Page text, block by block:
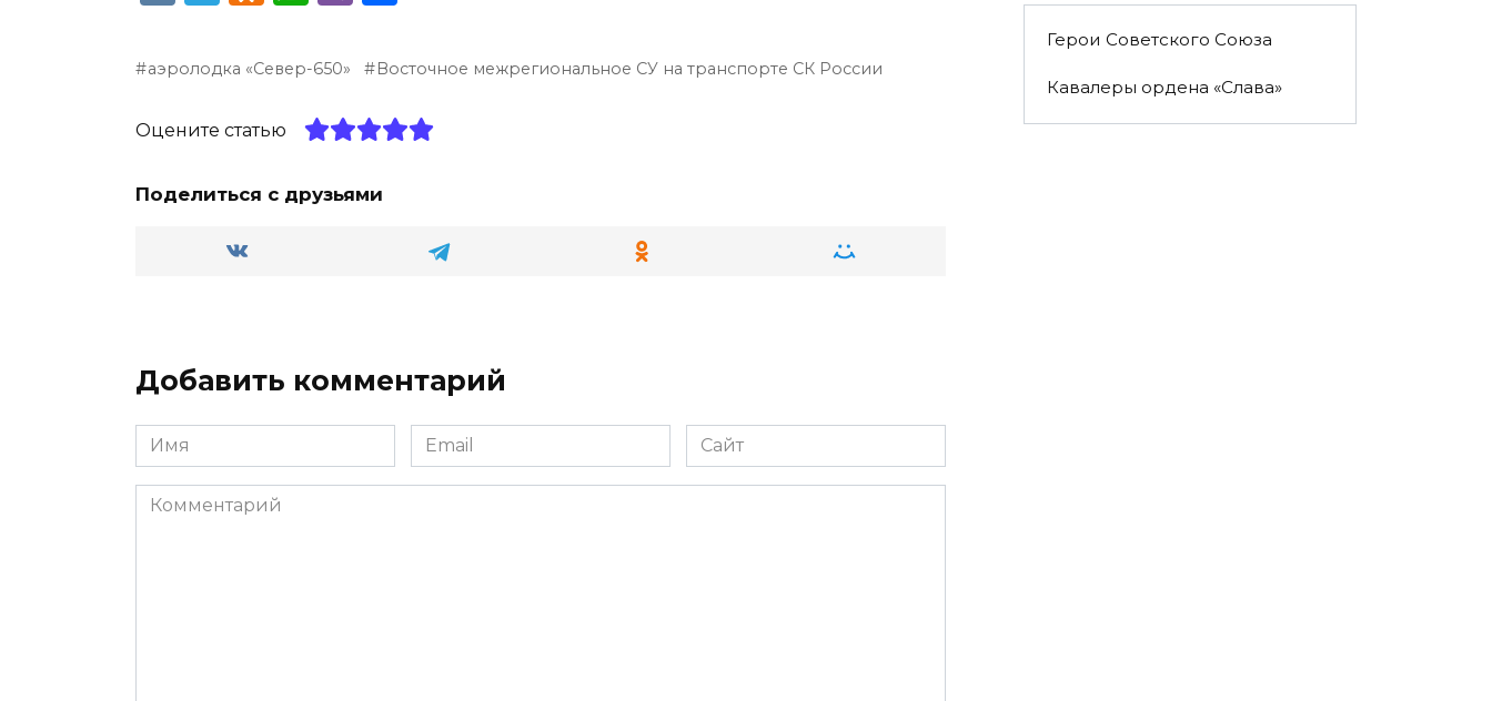
e
ra
n
kl
ss
a
A
p
er п
а
аэролодка «Север-650» Восточное межрегиональное СУ на транспорте СК России
Оцените статью
Поделиться с друзьями
Добавить комментарий
Имя Email Сайт
Комментарий
Герои Советского Союза
Кавалеры ордена «Слава»